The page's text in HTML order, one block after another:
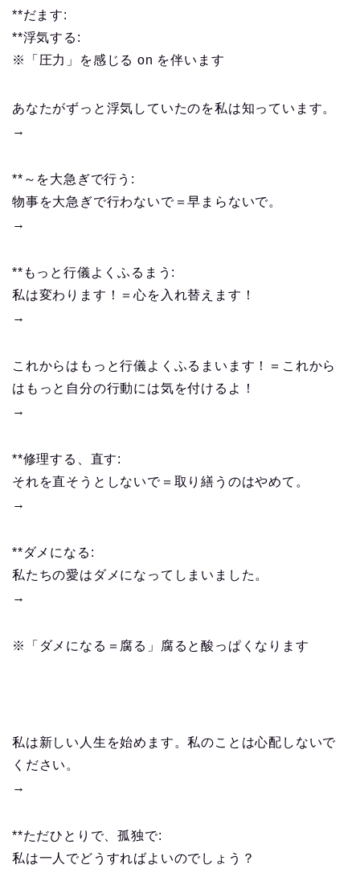
**だます:
**浮気する:
※「圧力」を感じる on を伴います
あなたがずっと浮気していたのを私は知っています。
→
**～を大急ぎで行う:
物事を大急ぎで行わないで＝早まらないで。
→
**もっと行儀よくふるまう:
私は変わります！＝心を入れ替えます！
→
これからはもっと行儀よくふるまいます！＝これから
はもっと自分の行動には気を付けるよ！
→
**修理する、直す:
それを直そうとしないで＝取り繕うのはやめて。
→
**ダメになる:
私たちの愛はダメになってしまいました。
→
※「ダメになる＝腐る」腐ると酸っぱくなります
私は新しい人生を始めます。私のことは心配しないで
ください。
→
**ただひとりで、孤独で:
私は一人でどうすればよいのでしょう？